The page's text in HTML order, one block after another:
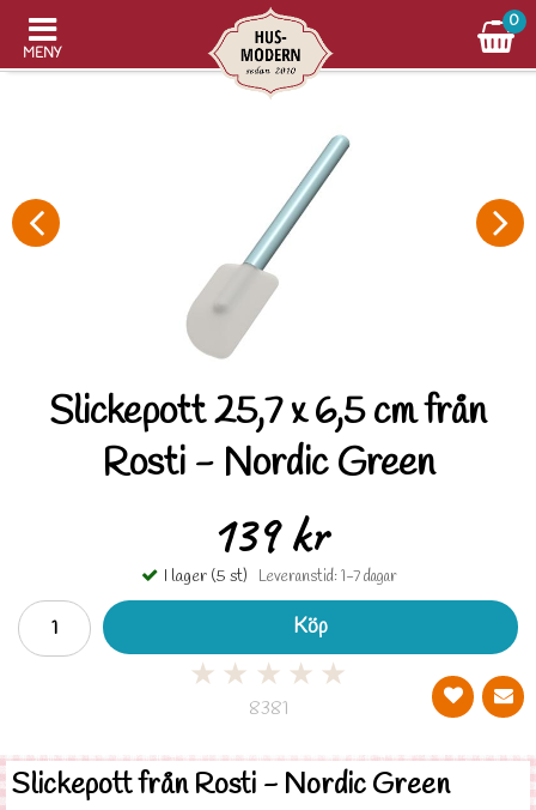
MENY
0
Slickepott 25,7 x 6,5 cm från
Rosti - Nordic Green
139 kr
I lager (5 st) Leveranstid: 1-7 dagar
Köp
★ ★ ★ ★ ★
8381
Slickepott från Rosti - Nordic Green